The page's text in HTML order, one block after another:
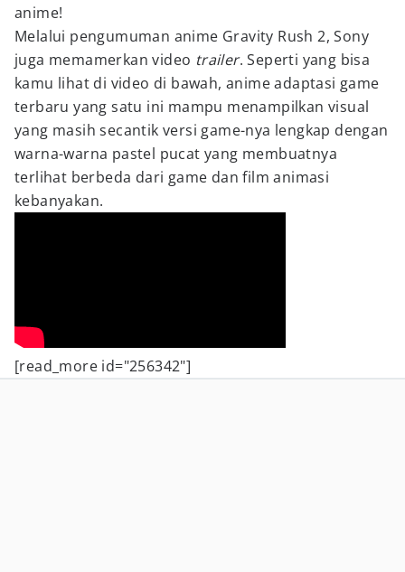
anime!
Melalui pengumuman anime Gravity Rush 2, Sony
juga memamerkan video trailer. Seperti yang bisa
kamu lihat di video di bawah, anime adaptasi game
terbaru yang satu ini mampu menampilkan visual
yang masih secantik versi game-nya lengkap dengan
warna-warna pastel pucat yang membuatnya
terlihat berbeda dari game dan film animasi
kebanyakan.
[read_more id="256342"]